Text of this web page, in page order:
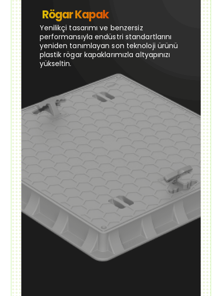
Rögar Kapak
Yenilikçi tasarımı ve benzersiz
performansıyla endüstri standartlarını
yeniden tanımlayan son teknoloji ürünü
plastik rögar kapaklarımızla altyapınızı
yükseltin.